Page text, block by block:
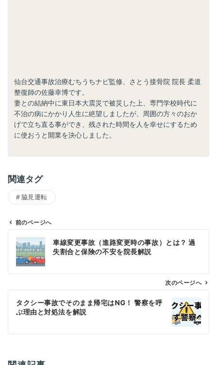
仙台交通事故治療むちうちナビ監修、さとう接骨院 院長 柔道
整復師の佐藤幸博です。
妻との結納中に東日本大震災で被災した上、専門学校時代に
不治の病にかかり人生に絶望しましたが、周囲の方々のおか
げで立ち直る事ができ、残された時間を人を幸せにするため
に使おうと開業を決心しました。
関連タグ
脇見運転
ビ
ン
前のページへ
車線変更事故（進路変更時の事故）とは？ 過
失割合と保険の不安を院長解説
次のページへ
タクシー事故でそのまま帰宅はNG！ 警察を呼
ぶ理由と対処法を解説